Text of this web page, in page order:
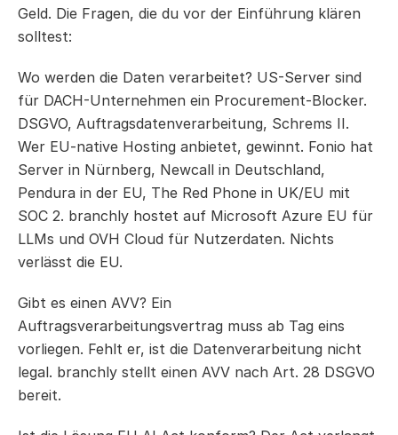
Geld. Die Fragen, die du vor der Einführung klären
solltest:
Wo werden die Daten verarbeitet? US-Server sind
für DACH-Unternehmen ein Procurement-Blocker.
DSGVO, Auftragsdatenverarbeitung, Schrems II.
Wer EU-native Hosting anbietet, gewinnt. Fonio hat
Server in Nürnberg, Newcall in Deutschland,
Pendura in der EU, The Red Phone in UK/EU mit
SOC 2. branchly hostet auf Microsoft Azure EU für
LLMs und OVH Cloud für Nutzerdaten. Nichts
verlässt die EU.
Gibt es einen AVV? Ein
Auftragsverarbeitungsvertrag muss ab Tag eins
vorliegen. Fehlt er, ist die Datenverarbeitung nicht
legal. branchly stellt einen AVV nach Art. 28 DSGVO
bereit.